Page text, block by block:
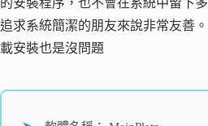
追求系統簡潔的朋友來說非常友善
載安裝也是沒問題